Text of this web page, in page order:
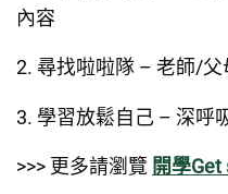
內容
2. 尋找啦啦隊 – 老師/
3. 學習放鬆自己 – 深呼
>>> 更多請瀏覽 開學Get